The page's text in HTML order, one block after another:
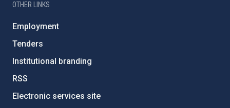
OTHER LINKS
Employment
Tenders
Institutional branding
RSS
Electronic services site